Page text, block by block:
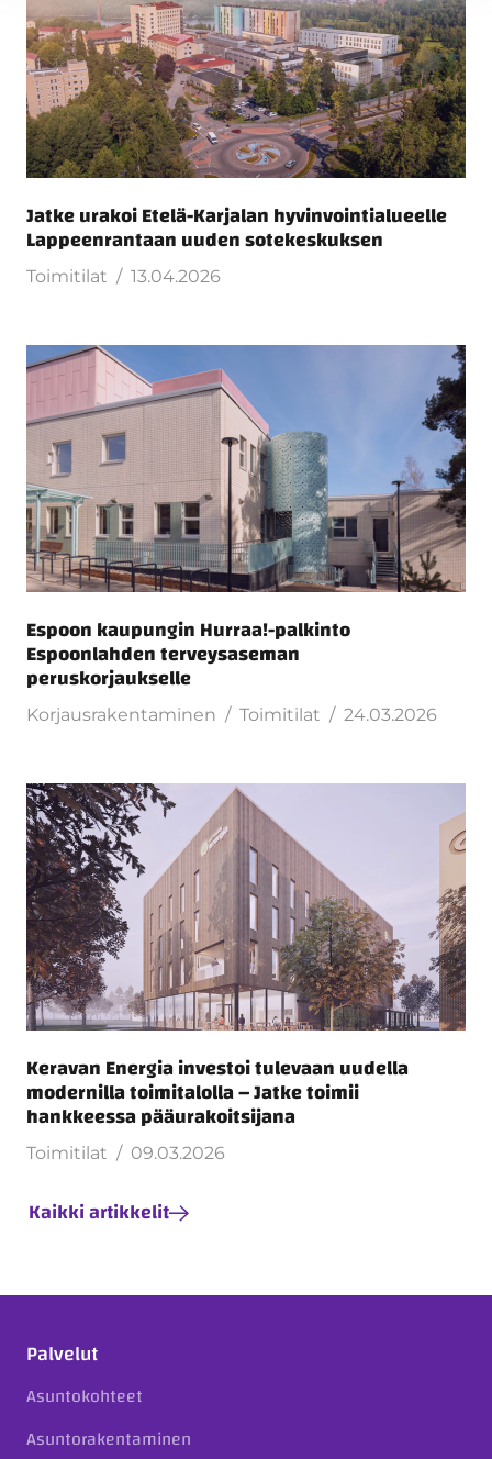
Jatke urakoi Etelä-Karjalan hyvinvointialueelle
Lappeenrantaan uuden sotekeskuksen
Toimitilat 13.04.2026
Espoon kaupungin Hurraa!-palkinto
Espoonlahden terveysaseman
peruskorjaukselle
Korjausrakentaminen Toimitilat 24.03.2026
Keravan Energia investoi tulevaan uudella
modernilla toimitalolla – Jatke toimii
hankkeessa pääurakoitsijana
Toimitilat 09.03.2026
Kaikki artikkelit
Palvelut
Asuntokohteet
Asuntorakentaminen